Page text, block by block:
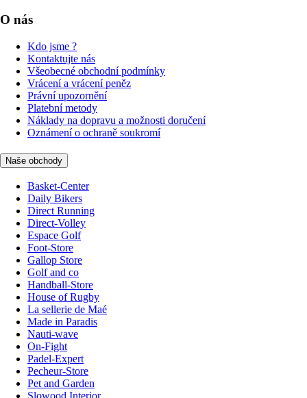
O nás
Kdo jsme ?
Kontaktujte nás
Všeobecné obchodní podmínky
Vrácení a vrácení peněz
Právní upozornění
Platební metody
Náklady na dopravu a možnosti doručení
Oznámení o ochraně soukromí
Naše obchody
Basket-Center
Daily Bikers
Direct Running
Direct-Volley
Espace Golf
Foot-Store
Gallop Store
Golf and co
Handball-Store
House of Rugby
La sellerie de Maé
Made in Paradis
Nauti-wave
On-Fight
Padel-Expert
Pecheur-Store
Pet and Garden